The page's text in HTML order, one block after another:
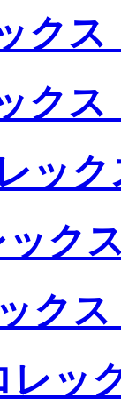
クス
クス
ッ
ック
ク
レッ